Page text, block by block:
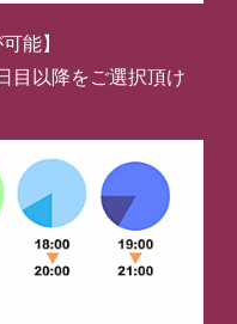
能】
目以降をご選択頂け